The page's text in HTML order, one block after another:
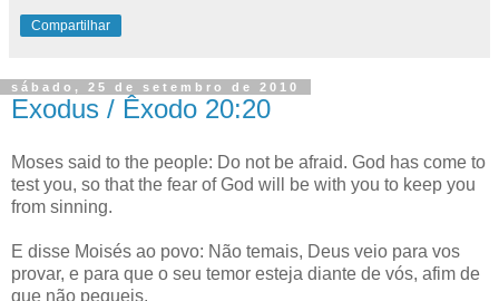
Compartilhar
sábado, 25 de setembro de 2010
Exodus / Êxodo 20:20
Moses said to the people: Do not be afraid. God has come to
test you, so that the fear of God will be with you to keep you
from sinning.
E disse Moisés ao povo: Não temais, Deus veio para vos
provar, e para que o seu temor esteja diante de vós, afim de
que não pequeis.